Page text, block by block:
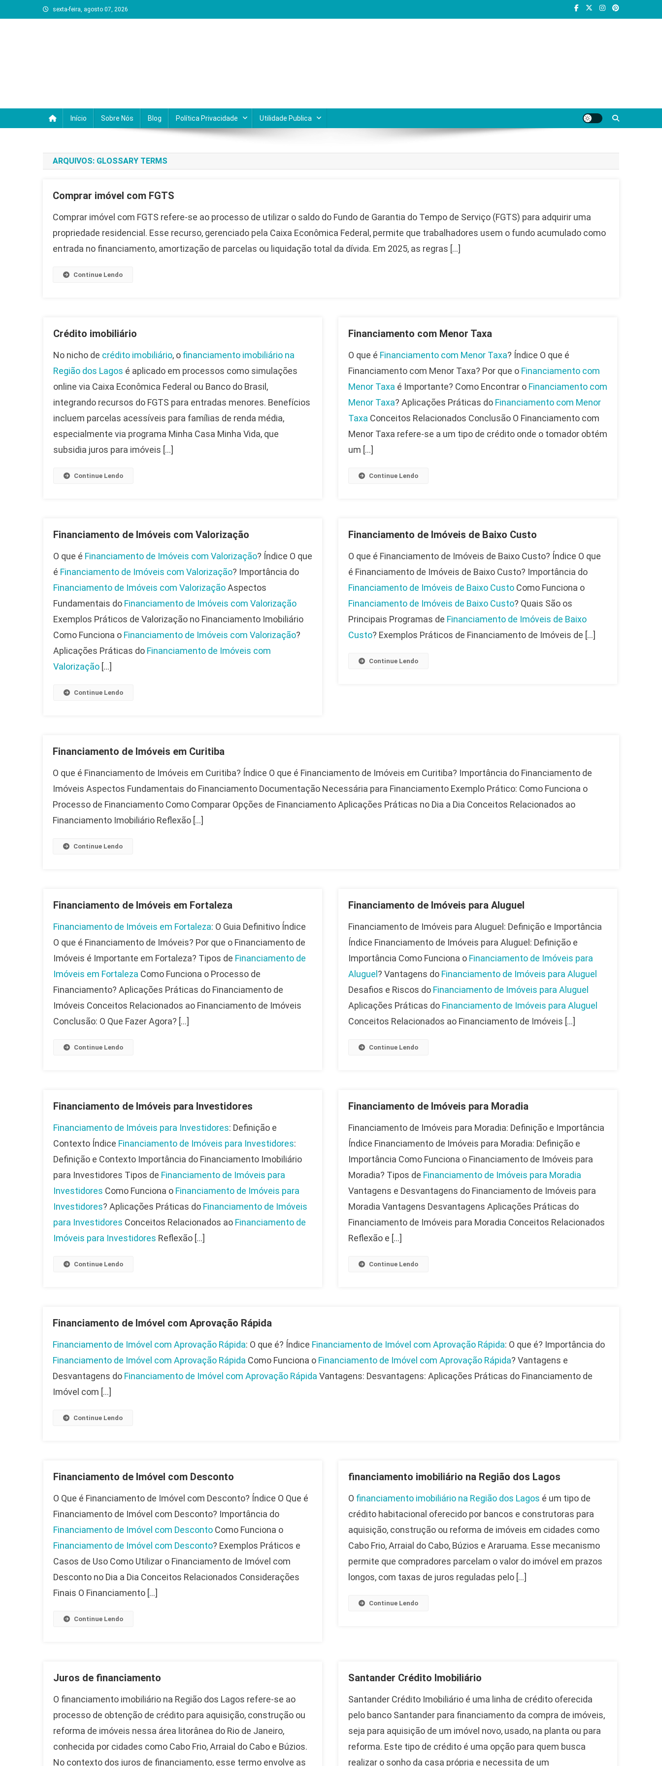
to
sexta-feira, agosto 07, 2026
Início Sobre Nós Blog Política Privacidade Utilidade Publica
ARQUIVOS: GLOSSARY TERMS
Comprar imóvel com FGTS
Comprar imóvel com FGTS refere-se ao processo de utilizar o saldo do Fundo de Garantia do Tempo de Serviço (FGTS) para adquirir uma
propriedade residencial. Esse recurso, gerenciado pela Caixa Econômica Federal, permite que trabalhadores usem o fundo acumulado como
entrada no financiamento, amortização de parcelas ou liquidação total da dívida. Em 2025, as regras […]
Continue Lendo
Crédito imobiliário
No nicho de crédito imobiliário, o financiamento imobiliário na
Região dos Lagos é aplicado em processos como simulações
online via Caixa Econômica Federal ou Banco do Brasil,
integrando recursos do FGTS para entradas menores. Benefícios
incluem parcelas acessíveis para famílias de renda média,
especialmente via programa Minha Casa Minha Vida, que
subsidia juros para imóveis […]
Continue Lendo
Financiamento com Menor Taxa
O que é Financiamento com Menor Taxa? Índice O que é
Financiamento com Menor Taxa? Por que o Financiamento com
Menor Taxa é Importante? Como Encontrar o Financiamento com
Menor Taxa? Aplicações Práticas do Financiamento com Menor
Taxa Conceitos Relacionados Conclusão O Financiamento com
Menor Taxa refere-se a um tipo de crédito onde o tomador obtém
um […]
Continue Lendo
Financiamento de Imóveis com Valorização
O que é Financiamento de Imóveis com Valorização? Índice O que
é Financiamento de Imóveis com Valorização? Importância do
Financiamento de Imóveis com ValorizaçãoAspectos
Fundamentais do Financiamento de Imóveis com Valorização
Exemplos Práticos de Valorização no Financiamento Imobiliário
Como Funciona o Financiamento de Imóveis com Valorização?
Aplicações Práticas do Financiamento de Imóveis com
Valorização […]
Continue Lendo
Financiamento de Imóveis de Baixo Custo
O que é Financiamento de Imóveis de Baixo Custo? Índice O que
é Financiamento de Imóveis de Baixo Custo? Importância do
Financiamento de Imóveis de Baixo CustoComo Funciona o
Financiamento de Imóveis de Baixo Custo? Quais São os
Principais Programas de Financiamento de Imóveis de Baixo
Custo? Exemplos Práticos de Financiamento de Imóveis de […]
Continue Lendo
Financiamento de Imóveis em Curitiba
O que é Financiamento de Imóveis em Curitiba? Índice O que é Financiamento de Imóveis em Curitiba? Importância do Financiamento de
Imóveis Aspectos Fundamentais do Financiamento Documentação Necessária para Financiamento Exemplo Prático: Como Funciona o
Processo de Financiamento Como Comparar Opções de Financiamento Aplicações Práticas no Dia a Dia Conceitos Relacionados ao
Financiamento Imobiliário Reflexão […]
Continue Lendo
Financiamento de Imóveis em Fortaleza
Financiamento de Imóveis em Fortaleza: O Guia Definitivo Índice
O que é Financiamento de Imóveis? Por que o Financiamento de
Imóveis é Importante em Fortaleza? Tipos de Financiamento de
Imóveis em Fortaleza Como Funciona o Processo de
Financiamento? Aplicações Práticas do Financiamento de
Imóveis Conceitos Relacionados ao Financiamento de Imóveis
Conclusão: O Que Fazer Agora? […]
Continue Lendo
Financiamento de Imóveis para Aluguel
Financiamento de Imóveis para Aluguel: Definição e Importância
Índice Financiamento de Imóveis para Aluguel: Definição e
Importância Como Funciona o Financiamento de Imóveis para
Aluguel ? Vantagens do Financiamento de Imóveis para Aluguel
Desafios e Riscos do Financiamento de Imóveis para Aluguel
Aplicações Práticas do Financiamento de Imóveis para Aluguel
Conceitos Relacionados ao Financiamento de Imóveis […]
Continue Lendo
Financiamento de Imóveis para Investidores
Financiamento de Imóveis para Investidores: Definição e
Contexto Índice Financiamento de Imóveis para Investidores:
Definição e Contexto Importância do Financiamento Imobiliário
para Investidores Tipos de Financiamento de Imóveis para
Investidores Como Funciona o Financiamento de Imóveis para
Investidores? Aplicações Práticas do Financiamento de Imóveis
para Investidores Conceitos Relacionados ao Financiamento de
Imóveis para Investidores Reflexão […]
Continue Lendo
Financiamento de Imóveis para Moradia
Financiamento de Imóveis para Moradia: Definição e Importância
Índice Financiamento de Imóveis para Moradia: Definição e
Importância Como Funciona o Financiamento de Imóveis para
Moradia? Tipos de Financiamento de Imóveis para Moradia
Vantagens e Desvantagens do Financiamento de Imóveis para
Moradia Vantagens Desvantagens Aplicações Práticas do
Financiamento de Imóveis para Moradia Conceitos Relacionados
Reflexão e […]
Continue Lendo
Financiamento de Imóvel com Aprovação Rápida
Financiamento de Imóvel com Aprovação Rápida: O que é? Índice Financiamento de Imóvel com Aprovação Rápida: O que é? Importância do
Financiamento de Imóvel com Aprovação Rápida Como Funciona o Financiamento de Imóvel com Aprovação Rápida? Vantagens e
Desvantagens do Financiamento de Imóvel com Aprovação Rápida Vantagens: Desvantagens: Aplicações Práticas do Financiamento de
Imóvel com […]
Continue Lendo
Financiamento de Imóvel com Desconto
O Que é Financiamento de Imóvel com Desconto? Índice O Que é
Financiamento de Imóvel com Desconto? Importância do
Financiamento de Imóvel com Desconto Como Funciona o
Financiamento de Imóvel com Desconto? Exemplos Práticos e
Casos de Uso Como Utilizar o Financiamento de Imóvel com
Desconto no Dia a Dia Conceitos Relacionados Considerações
Finais O Financiamento […]
Continue Lendo
financiamento imobiliário na Região dos Lagos
O financiamento imobiliário na Região dos Lagos é um tipo de
crédito habitacional oferecido por bancos e construtoras para
aquisição, construção ou reforma de imóveis em cidades como
Cabo Frio, Arraial do Cabo, Búzios e Araruama. Esse mecanismo
permite que compradores parcelam o valor do imóvel em prazos
longos, com taxas de juros reguladas pelo […]
Continue Lendo
Juros de financiamento
O financiamento imobiliário na Região dos Lagos refere-se ao
processo de obtenção de crédito para aquisição, construção ou
reforma de imóveis nessa área litorânea do Rio de Janeiro,
conhecida por cidades como Cabo Frio, Arraial do Cabo e Búzios.
No contexto dos juros de financiamento, esse termo envolve as
Santander Crédito Imobiliário
Santander Crédito Imobiliário é uma linha de crédito oferecida
pelo banco Santander para financiamento da compra de imóveis,
seja para aquisição de um imóvel novo, usado, na planta ou para
reforma. Este tipo de crédito é uma opção para quem busca
realizar o sonho da casa própria e necessita de um